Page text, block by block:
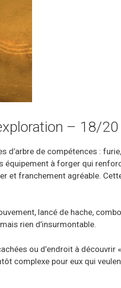
– 18/20
d’arbre de compétences :
équipement à forger qui
et franchement agréable.
lancé de hache,
rien d’insurmontable.
ou d’endroit à découvrir
complexe pour eux qui